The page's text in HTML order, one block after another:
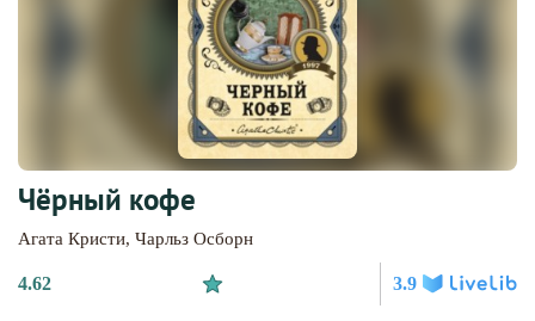
Чёрный кофе
Агата Кристи, Чарльз Осборн
4.62 3.9